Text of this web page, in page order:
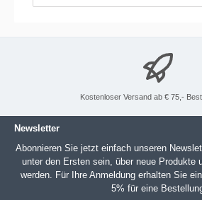
Kostenloser Versand ab € 75,-
Newsletter
Abonnieren Sie jetzt einfach unseren
unter den Ersten sein, über neue Produkte
werden. Für Ihre Anmeldung erhalten Sie
5% für eine